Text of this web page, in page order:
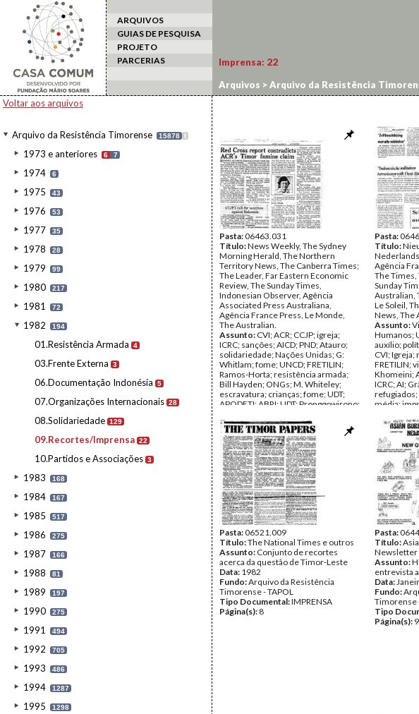
ARQUIVOS
GUIAS DE PESQUISA
PROJETO
PARCERIAS
Voltar aos arquivos
Arquivo da Resistência Timorense 15878 I
1973 e anteriores 6 7
1974 6
1975 43
1976 53
1977 35
1978 28
1979 99
1980 217
1981 72
1982 194
01.Resistência Armada 4
03.Frente Externa 3
06.Documentação Indonésia 5
07.Organizações Internacionais 28
08.Solidariedade 129
09.Recortes/Imprensa 22
10.Partidos e Associações 3
1983 168
1984 167
1985 517
1986 275
1987 166
1988 81
1989 197
1990 275
1991 494
1992 705
1993 486
1994 1287
1995 1298
Imprensa: 22
Arquivos >Arquivo da Resistência
Pasta:06463.031
Título:News Weekly, The Sydney
Morning Herald, The Northern
Territory News, The Canberra Times;
The Leader, Far Eastern Economic
Review, The Sunday Times,
Indonesian Observer, Agência
Associated Press Australiana,
Agência France Press, Le Monde,
The Australian.
Assunto: CVI; ACR; CCJP; igreja;
ICRC; sanções; AICD; PND; Atauro;
solidariedade; Nações Unidas; G:
Whitlam; fome; UNCD; FRETILIN;
Ramos-Horta; resistência armada;
Bill Hayden; ONGs; M. Whiteley;
escravatura; crianças; fome; UDT;
APODETI; ABRI; UDT; Pronggowirono;
Mochtar; UNGA; Jill Jolliffe; Pinto
Balsemão; Lord Avebury; General
Ramalho Eanes; Álvaro Cunhal;
Fátima; Papa João Paulo II; tortura;
refugiados; exílio
Data:Agosto de 1980 - Setembro de
1980
Fundo:Arquivo da Resistência
Timorense - TAPOL
Tipo Documental:IMPRENSA
Página(s):51
Pasta:
Título:
Agência
The Times,
Sunday
Australian,
Le Soleil,
News, The
Assunto:
Humanos;
auxílio;
CVI;
FRETILIN;
Khomeini;
ICRC; AI;
refugiados;
média;
Vaticano;
entrada
Mochtar
papa; UDT;
Data:
1982
Fundo:
Timorense
Tipo
Página(s):
Pasta:06521.009
Título:The National Times e outros
Assunto: Conjunto de recortes
acerca da questão de Timor-Leste
Data: 1982
Fundo:Arquivo da Resistência
Timorense - TAPOL
Tipo Documental:IMPRENSA
Página(s): 8
Pasta:
Título:
Newsletter
Assunto:
entrevista
Data:
Fundo:
Timorense
Tipo
Página(s): 9